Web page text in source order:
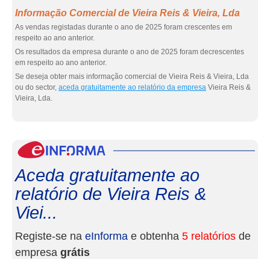
Informação Comercial de Vieira Reis & Vieira, Lda
As vendas registadas durante o ano de 2025 foram crescentes em
respeito ao ano anterior.
Os resultados da empresa durante o ano de 2025 foram decrescentes
em respeito ao ano anterior.
Se deseja obter mais informação comercial de Vieira Reis & Vieira, Lda
ou do sector, aceda gratuitamente ao relatório da empresa Vieira Reis &
Vieira, Lda.
Aceda gratuitamente ao
relatório de Vieira Reis &
Viei...
Registe-se na eInforma e obtenha 5 relatórios de
empresa grátis